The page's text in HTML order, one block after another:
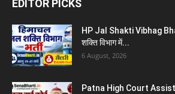
EDITOR PICKS
HP Jal Shakti Vibhag
शक्ति विभाग में...
6 August, 2026
Patna High Court